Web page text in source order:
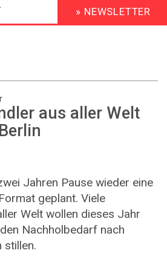
HEADER
MENU
» NEWSLETTER
aus aller Welt
Jahren Pause wieder eine
geplant. Viele
Welt wollen dieses Jahr
Nachholbedarf nach
stillen.